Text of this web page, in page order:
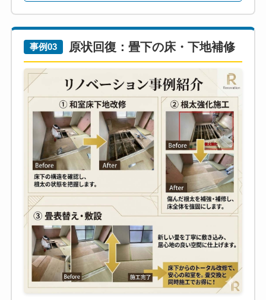
事例03 原状回復：畳下の床・下地補修